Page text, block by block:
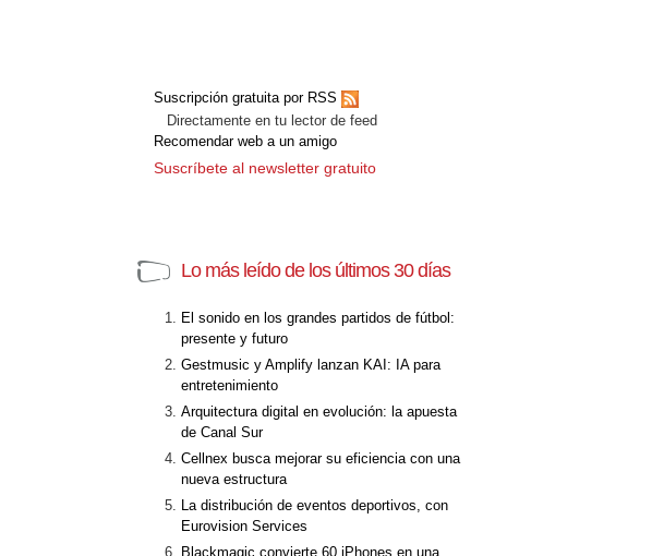
Suscripción gratuita por RSS
Directamente en tu lector de feed
Recomendar web a un amigo
Suscríbete al newsletter gratuito
Lo más leído de los últimos 30 días
El sonido en los grandes partidos de fútbol:
presente y futuro
Gestmusic y Amplify lanzan KAI: IA para
entretenimiento
Arquitectura digital en evolución: la apuesta
de Canal Sur
Cellnex busca mejorar su eficiencia con una
nueva estructura
La distribución de eventos deportivos, con
Eurovision Services
Blackmagic convierte 60 iPhones en una